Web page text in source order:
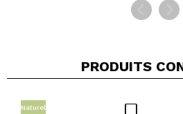
PRODUITS
Naturel